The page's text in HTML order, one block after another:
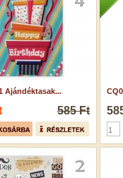
Ajándéktasak...
585 Ft